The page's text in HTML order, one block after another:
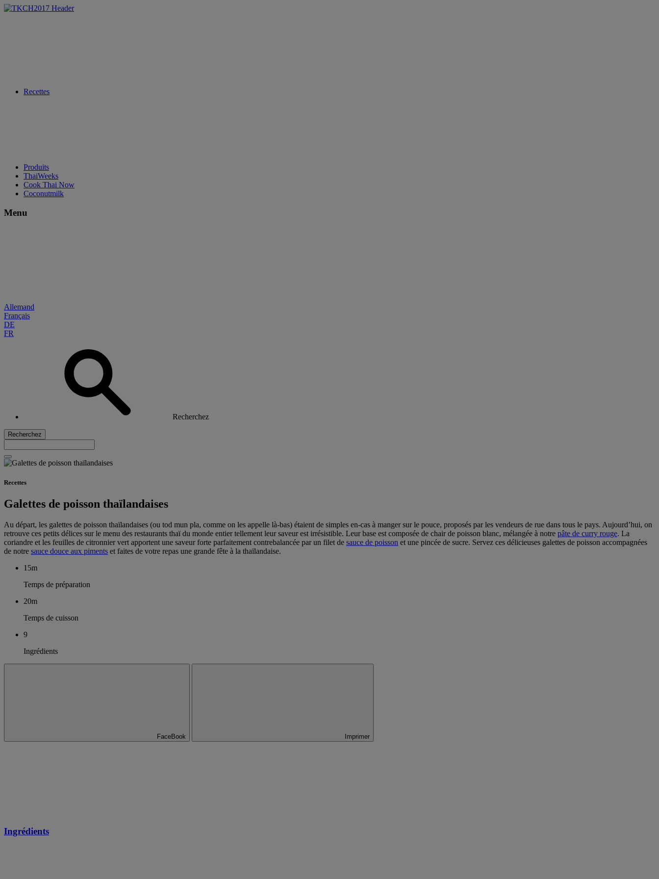
Recettes
Produits
ThaiWeeks
Cook Thai Now
Coconutmilk
Menu
Allemand
Français
DE
FR
Recherchez
Recherchez
Recettes
Galettes de poisson thaïlandaises
Au départ, les galettes de poisson thaïlandaises (ou tod mun pla, comme on les appelle là-bas) étaient de simples en-cas à manger sur le pouce, proposés par les vendeurs de rue dans tous le pays. Aujourd’hui, on
retrouve ces petits délices sur le menu des restaurants thaï du monde entier tellement leur saveur est irrésistible. Leur base est composée de chair de poisson blanc, mélangée à notre pâte de curry rouge. La
coriandre et les feuilles de citronnier vert apportent une saveur forte parfaitement contrebalancée par un filet de sauce de poisson et une pincée de sucre. Servez ces délicieuses galettes de poisson accompagnées
de notre sauce douce aux piments et faites de votre repas une grande fête à la thaïlandaise.
15m
Temps de préparation
20m
Temps de cuisson
9
Ingrédients
FaceBook Imprimer
Ingrédients